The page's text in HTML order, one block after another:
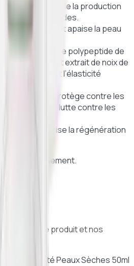
: stimule la production
et lisse les rides.
protège et apaise la peau
: associe polypeptide de
mitracarpus et extrait de noix de
la fermeté et l’élasticité
Clarins : protège contre les
et lutte contre les
Silica : favorise la régénération
sur ce produit et nos
– Fermeté Peaux Sèches 50ml